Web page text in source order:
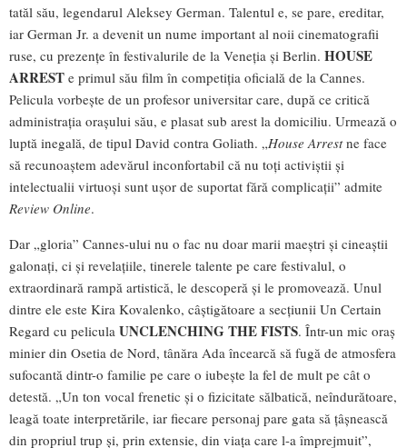
tatăl său, legendarul Aleksey German. Talentul e, se pare, ereditar,
iar German Jr. a devenit un nume important al noii cinematografii
ruse, cu prezențe în festivalurile de la Veneția și Berlin. HOUSE
ARREST e primul său film în competiția oficială de la Cannes.
Pelicula vorbește de un profesor universitar care, după ce critică
administrația orașului său, e plasat sub arest la domiciliu. Urmează o
luptă inegală, de tipul David contra Goliath. „House Arrestne face
să recunoaștem adevărul inconfortabil că nu toți activiștii și
intelectualii virtuoși sunt ușor de suportat fără complicații” admite
Review Online.
Dar „gloria” Cannes-ului nu o fac nu doar marii maeștri și cineaștii
galonați, ci și revelațiile, tinerele talente pe care festivalul, o
extraordinară rampă artistică, le descoperă și le promovează. Unul
dintre ele este Kira Kovalenko, câștigătoare a secțiunii Un Certain
Regard cu pelicula UNCLENCHING THE FISTS. Într-un mic oraș
minier din Osetia de Nord, tânăra Ada încearcă să fugă de atmosfera
sufocantă dintr-o familie pe care o iubește la fel de mult pe cât o
detestă. „Un ton vocal frenetic și o fizicitate sălbatică, neîndurătoare,
leagă toate interpretările, iar fiecare personaj pare gata să țâșnească
din propriul trup și, prin extensie, din viața care l-a împrejmuit”,